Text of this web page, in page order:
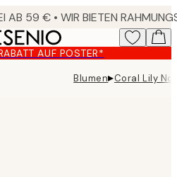
AUF POSTER*
Blumen▸Coral Lily